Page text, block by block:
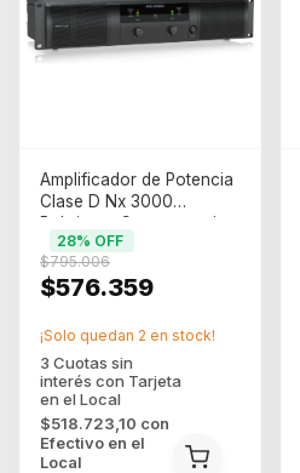
Amplificador de Potencia
Clase D Nx 3000
Behringer Compensacion
de Impedancia
(t0090230009)
$576.359
$795.006
28% OFF
$518.723,10 con
Efectivo en el
Local
¡Solo quedan 2 en stock!